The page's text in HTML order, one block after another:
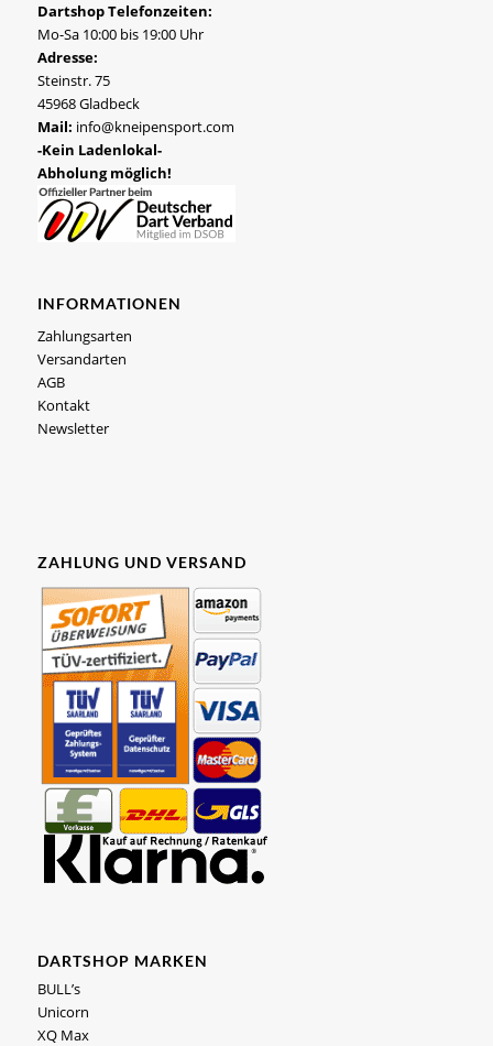
Dartshop Telefonzeiten:
Mo-Sa 10:00 bis 19:00 Uhr
Adresse:
Steinstr. 75
45968 Gladbeck
Mail: info@kneipensport.com
-Kein Ladenlokal-
Abholung möglich!
INFORMATIONEN
Zahlungsarten
Versandarten
AGB
Kontakt
Newsletter
ZAHLUNG UND VERSAND
DARTSHOP MARKEN
BULL’s
Unicorn
XQ Max